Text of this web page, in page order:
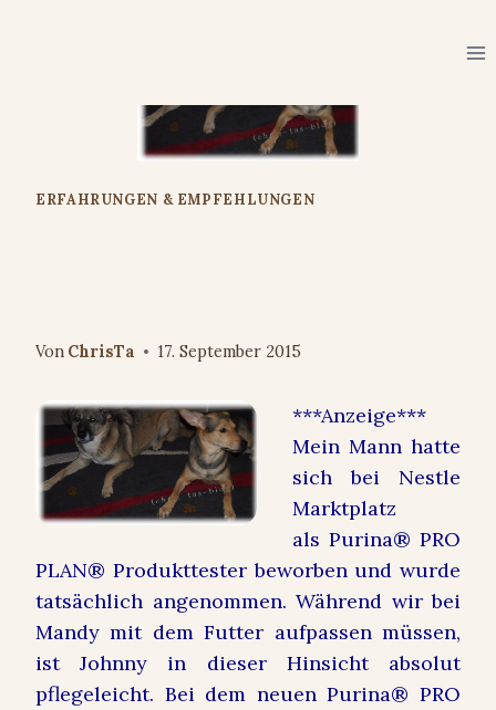
ERFAHRUNGEN & EMPFEHLUNGEN
Von ChrisTa 17. September 2015
***Anzeige***
Mein Mann hatte
sich bei Nestle
Marktplatz
als Purina® PRO
PLAN® Produkttester beworben und wurde
tatsächlich angenommen. Während wir bei
Mandy mit dem Futter aufpassen müssen,
ist Johnny in dieser Hinsicht absolut
pflegeleicht. Bei dem neuen Purina® PRO